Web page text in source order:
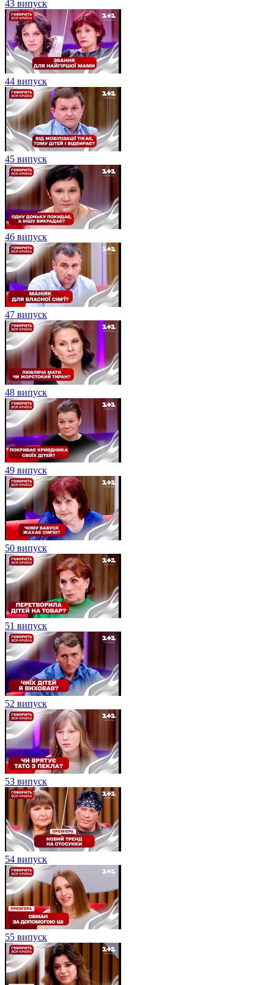
43 випуск
44 випуск
45 випуск
46 випуск
47 випуск
48 випуск
49 випуск
50 випуск
51 випуск
52 випуск
53 випуск
54 випуск
55 випуск